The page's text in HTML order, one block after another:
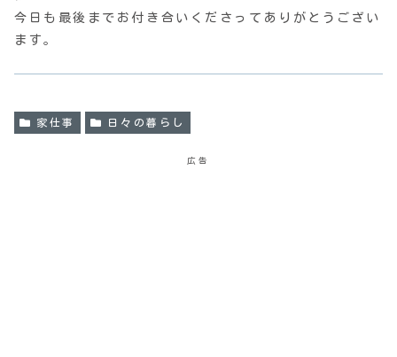
今日も最後までお付き合いくださってありがとうござい
ます。
家仕事 日々の暮らし
広告